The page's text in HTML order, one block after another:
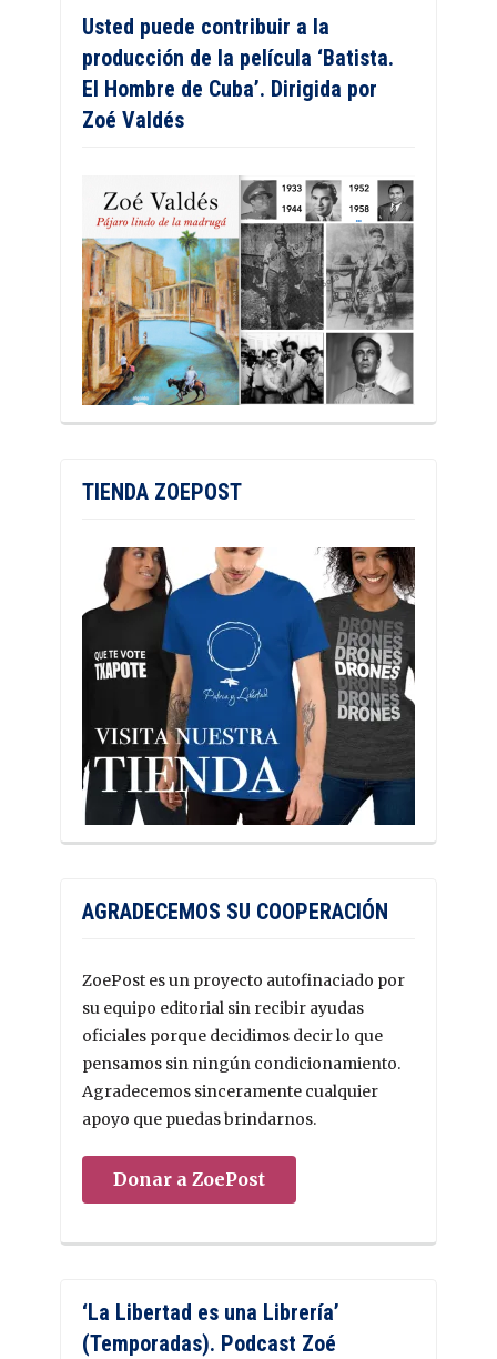
Usted puede contribuir a la
producción de la película ‘Batista.
El Hombre de Cuba’. Dirigida por
Zoé Valdés
TIENDA ZOEPOST
AGRADECEMOS SU COOPERACIÓN
ZoePost es un proyecto autofinaciado por
su equipo editorial sin recibir ayudas
oficiales porque decidimos decir lo que
pensamos sin ningún condicionamiento.
Agradecemos sinceramente cualquier
apoyo que puedas brindarnos.
Donar a ZoePost
‘La Libertad es una Librería’
(Temporadas). Podcast Zoé